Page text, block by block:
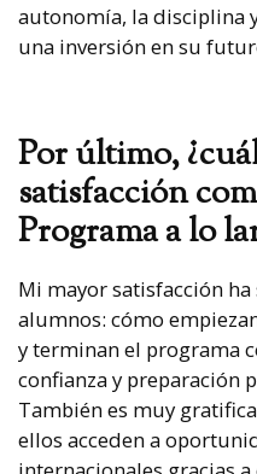
autonomía, la disciplina
una inversión en su
Por último,
satisfacción
Programa a lo
Mi mayor satisfacción
alumnos: cómo
y terminan el programa
confianza y preparación
También es muy
ellos acceden a